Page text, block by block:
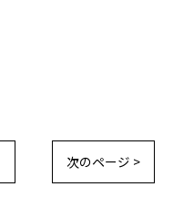
次のページ >